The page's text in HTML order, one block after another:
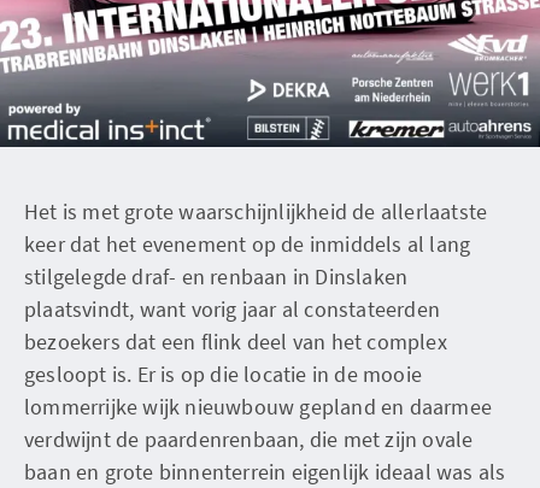
Het is met grote waarschijnlijkheid de allerlaatste
keer dat het evenement op de inmiddels al lang
stilgelegde draf- en renbaan in Dinslaken
plaatsvindt, want vorig jaar al constateerden
bezoekers dat een flink deel van het complex
gesloopt is. Er is op die locatie in de mooie
lommerrijke wijk nieuwbouw gepland en daarmee
verdwijnt de paardenrenbaan, die met zijn ovale
baan en grote binnenterrein eigenlijk ideaal was als